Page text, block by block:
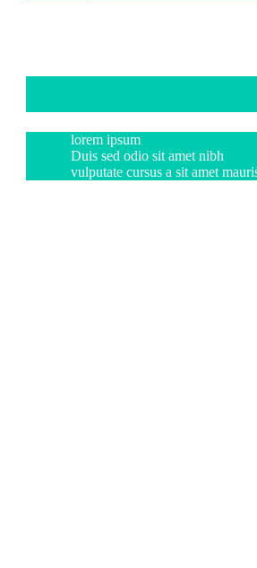
lorem ipsum
Duis sed odio sit amet nibh
vulputate cursus a sit amet